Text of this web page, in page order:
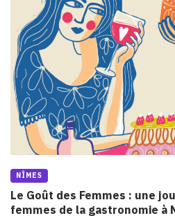
NÎMES
Le Goût des Femmes : une
femmes de la gastronomie à